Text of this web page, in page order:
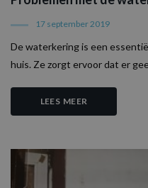
17 september 2019
De waterkering is een
huis. Ze zorgt ervoor dat er
LEES MEER